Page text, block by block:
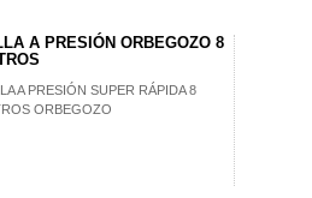
A PRESIÓN ORBEGOZO 8
A PRESIÓN SUPER RÁPIDA 8
ORBEGOZO